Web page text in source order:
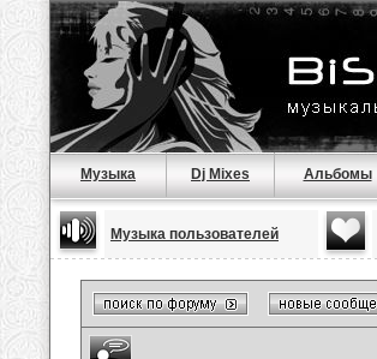
Музыка Dj Mixes Альбомы
Музыка пользователей